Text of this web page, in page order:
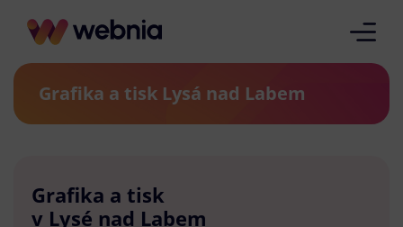
Grafika a tisk Lysá nad Labem
Grafika a tisk
v Lysé nad Labem